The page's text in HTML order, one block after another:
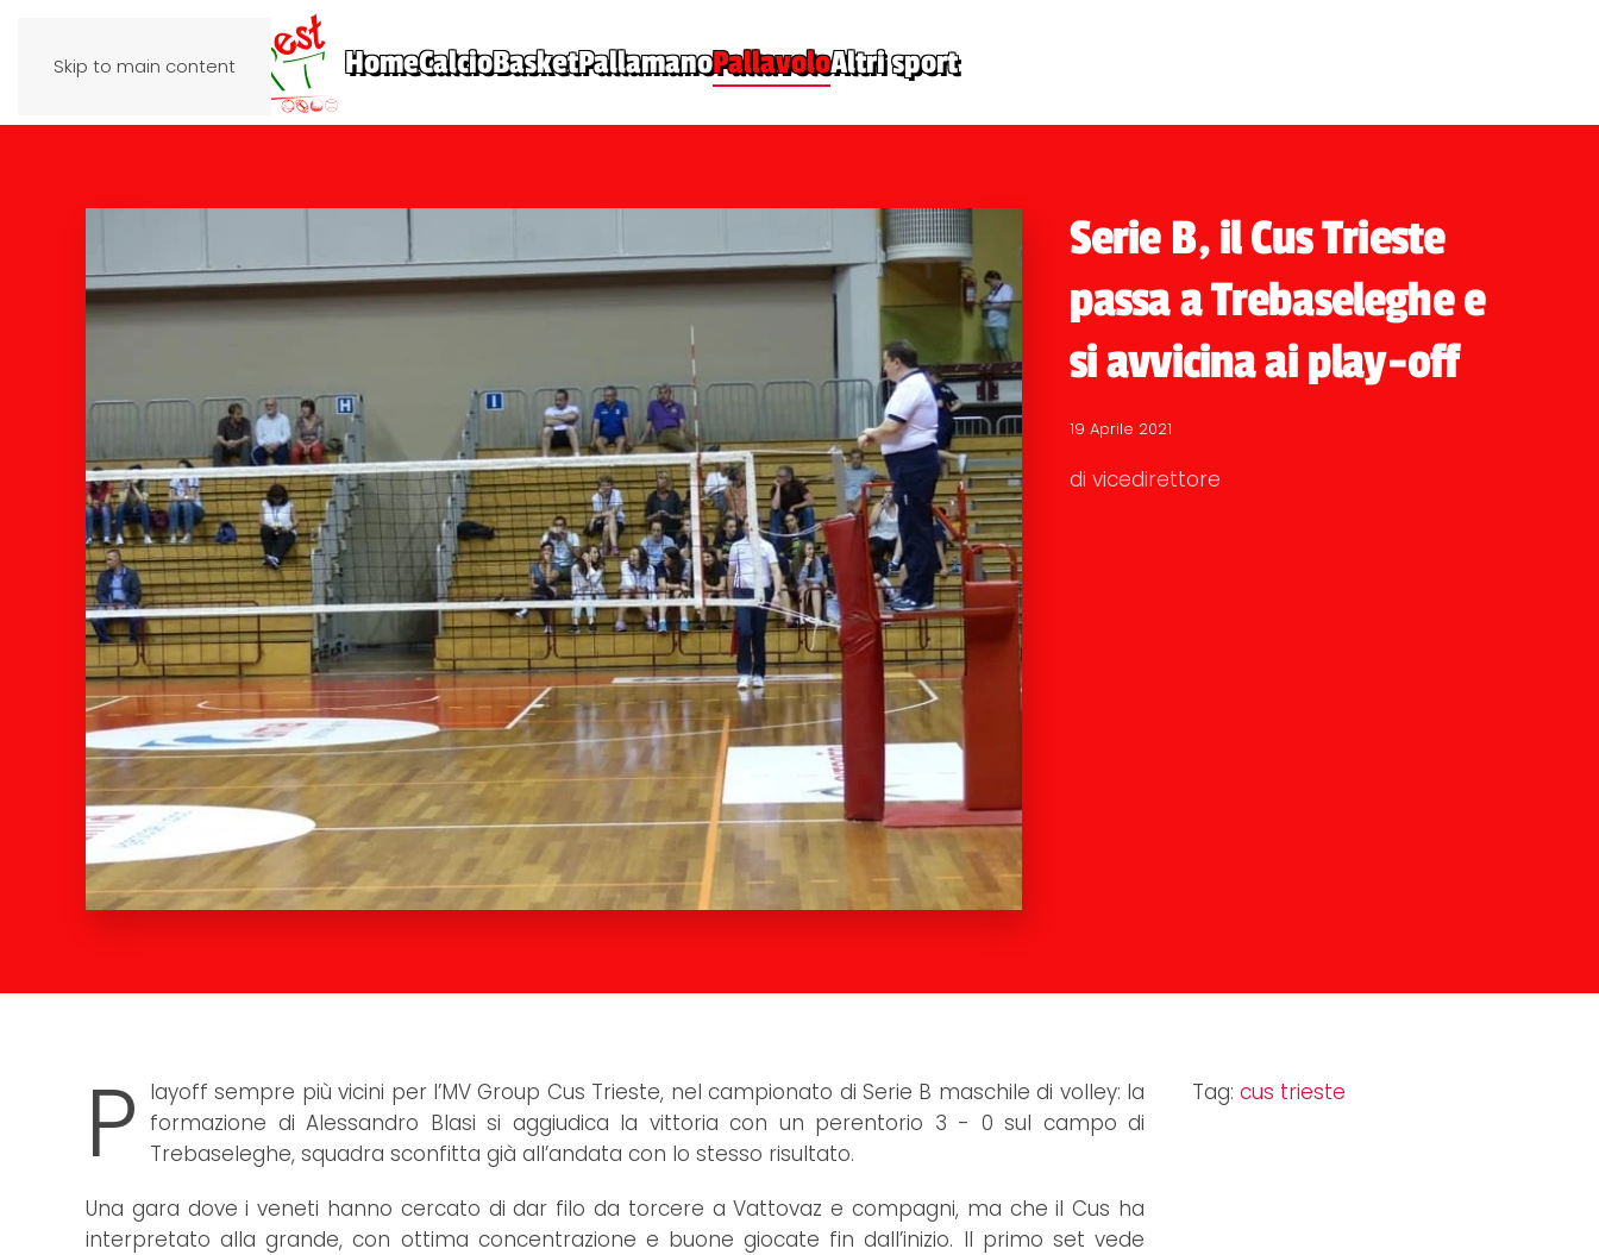
Skip to main content HomeCalcioBasketPallamanoPallavoloAltri sport
Serie B, il Cus Trieste
passa a Trebaseleghe e
si avvicina ai play-off
19 Aprile 2021
di vicedirettore
P layoff sempre più vicini per l’MV Group Cus Trieste, nel campionato di Serie B maschile di volley: la
formazione di Alessandro Blasi si aggiudica la vittoria con un perentorio 3 - 0 sul campo di
Trebaseleghe, squadra sconfitta già all’andata con lo stesso risultato.
Una gara dove i veneti hanno cercato di dar filo da torcere a Vattovaz e compagni, ma che il Cus ha
interpretato alla grande, con ottima concentrazione e buone giocate fin dall’inizio. Il primo set vede
Tag: cus trieste